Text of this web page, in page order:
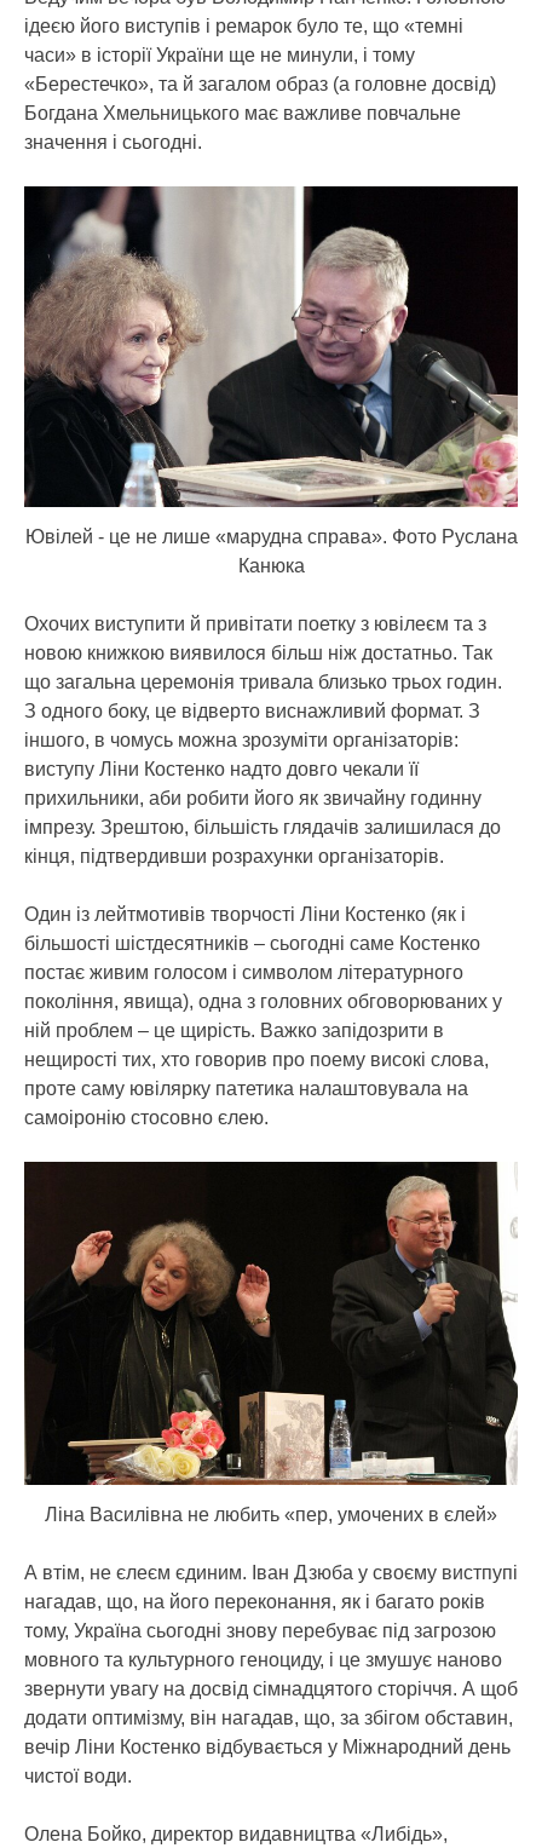
ідеєю його виступів і ремарок було те, що «темні
часи» в історії України ще не минули, і тому
«Берестечко», та й загалом образ (а головне досвід)
Богдана Хмельницького має важливе повчальне
значення і сьогодні.
Ювілей - це не лише «марудна справа». Фото Руслана
Канюка
Охочих виступити й привітати поетку з ювілеєм та з
новою книжкою виявилося більш ніж достатньо. Так
що загальна церемонія тривала близько трьох годин.
З одного боку, це відверто виснажливий формат. З
іншого, в чомусь можна зрозуміти організаторів:
виступу Ліни Костенко надто довго чекали її
прихильники, аби робити його як звичайну годинну
імпрезу. Зрештою, більшість глядачів залишилася до
кінця, підтвердивши розрахунки організаторів.
Один із лейтмотивів творчості Ліни Костенко (як і
більшості шістдесятників – сьогодні саме Костенко
постає живим голосом і символом літературного
покоління, явища), одна з головних обговорюваних у
ній проблем – це щирість. Важко запідозрити в
нещирості тих, хто говорив про поему високі слова,
проте саму ювілярку патетика налаштовувала на
самоіронію стосовно єлею.
Ліна Василівна не любить «пер, умочених в єлей»
А втім, не єлеєм єдиним. Іван Дзюба у своєму вистпупі
нагадав, що, на його переконання, як і багато років
тому, Україна сьогодні знову перебуває під загрозою
мовного та культурного геноциду, і це змушує наново
звернути увагу на досвід сімнадцятого сторіччя. А щоб
додати оптимізму, він нагадав, що, за збігом обставин,
вечір Ліни Костенко відбувається у Міжнародний день
чистої води.
Олена Бойко, директор видавництва «Либідь»,